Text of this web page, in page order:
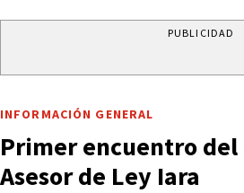
PUBLICIDAD
INFORMACIÓN GENERAL
Primer encuentro del
Asesor de Ley Iara